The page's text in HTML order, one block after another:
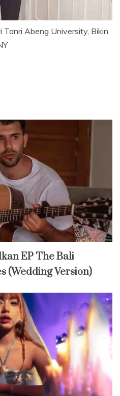
Abeng University, Bikin
EP The Bali
(Wedding Version)